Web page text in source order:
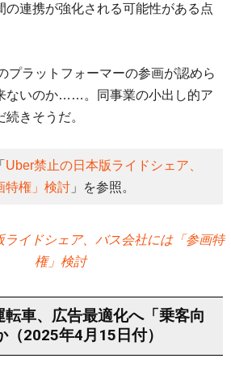
の連携が強化される可能性がある点
プラットフォーマーの参画が認めら
ないのか……。同事業の小出し的ア
きそうだ。
Uber禁止の日本版ライドシェア、
特権」検討 」を参照。
ライドシェア、バス会社には「参画特
権」検討
車、広告最適化へ「乗客向
2025年4月15日付）